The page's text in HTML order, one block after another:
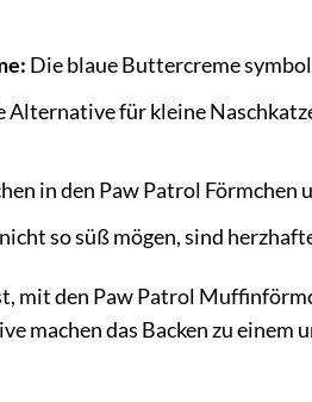
Die blaue Buttercreme
Alternative für kleine
in den Paw Patrol
nicht so süß mögen, sind
mit den Paw Patrol
machen das Backen zu einem